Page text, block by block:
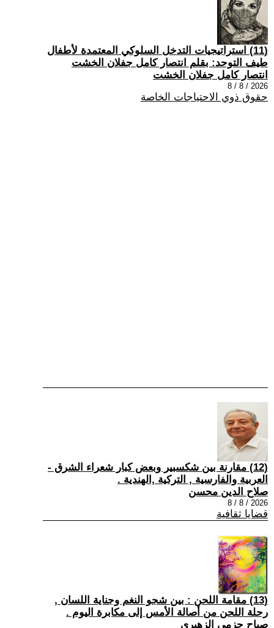
(11) استراتيجيات التدخل السلوكي المعتمدة لأطفال
طيف التوحد: بقلم انتصار كامل جفلان الخشت
انتصار كامل جفلان الخشت
2026 / 8 / 8
حقوق ذوي الاحتياجات الخاصة
(12) مقارنة بين شكسبير وبعض كبار شعراء الشرق -
العربية والفارسية , التركية ,الهندية .
صلاح الدين محسن
2026 / 8 / 8
قضايا ثقافية
(13) مقامة اللحن : بين شجو النغم وجناية اللسان ,
رحلة اللحن من أصالة الأمس إلى مكابرة اليوم .
صباح حزمي الزهيري